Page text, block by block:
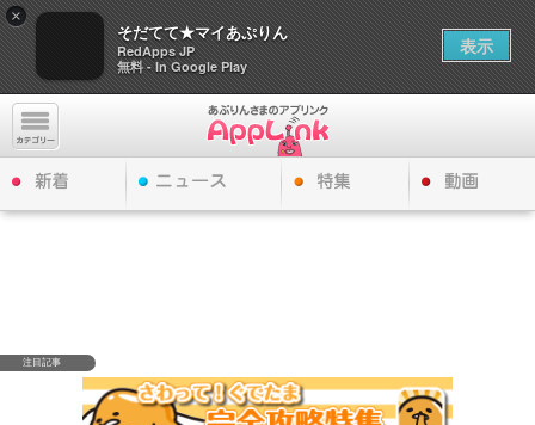
×
そだてて★マイあぷりん
RedApps JP
無料 - In Google Play
表示
注目記事